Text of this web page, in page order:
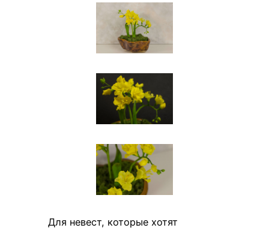
Для невест, которые хотят